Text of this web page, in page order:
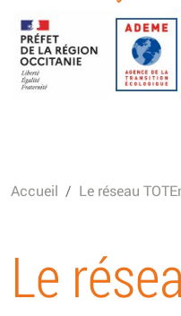
TOTEn
d’Occitanie
Accueil Le réseau
Le